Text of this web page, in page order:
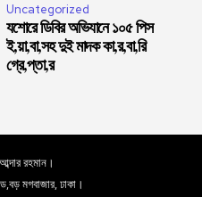
Uncategorized
যশোরে ডিবির অভিযানে ১০৫ পিস
ই,য়া,বা,সহ দুই মাদক কা,র,বা,রি
গ্রে,প্তা,র
রহমান।
মগবাজার, ঢাকা।